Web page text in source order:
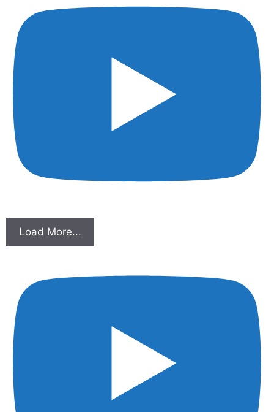
Load More...